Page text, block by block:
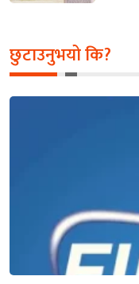
छुटाउनुभयो कि?